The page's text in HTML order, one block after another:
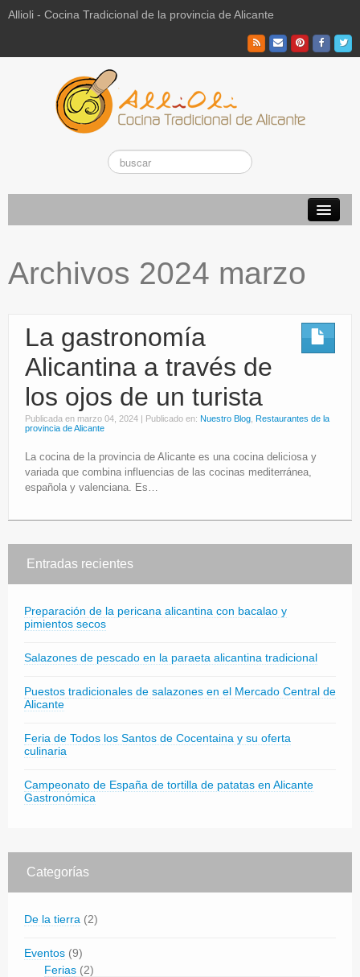
Allioli - Cocina Tradicional de la provincia de Alicante
Vuestras recetas de hoy
La Paraeta
Eventos
Partners
Restaurantes
Archivos 2024 marzo
La gastronomía
Alicantina a través de
los ojos de un turista
Publicada en marzo 04, 2024 | Publicado en: Nuestro Blog Restaurantes de la
provincia de Alicante
La cocina de la provincia de Alicante es una cocina deliciosa y
variada que combina influencias de las cocinas mediterránea,
española y valenciana. Es…
Entradas recientes
Preparación de la pericana alicantina con bacalao y
pimientos secos
Salazones de pescado en la paraeta alicantina tradicional
Puestos tradicionales de salazones en el Mercado Central de
Alicante
Feria de Todos los Santos de Cocentaina y su oferta
culinaria
Campeonato de España de tortilla de patatas en Alicante
Gastronómica
Categorías
De la tierra (2)
Eventos (9)
Ferias (2)